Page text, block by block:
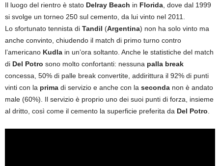
Il luogo del rientro è stato Delray Beach in Florida , dove dal 1999
si svolge un torneo 250 sul cemento, da lui vinto nel 2011.
Lo sfortunato tennista di Tandil (Argentina) non ha solo vinto ma
anche convinto, chiudendo il match di primo turno contro
l’americano Kudla in un’ora soltanto. Anche le statistiche del match
di Del Potro sono molto confortanti: nessuna palla break
concessa, 50% di palle break convertite, addirittura il 92% di punti
vinti con la prima di servizio e anche con la seconda non è andato
male (60%). Il servizio è proprio uno dei suoi punti di forza, insieme
al dritto, così come il cemento la superficie preferita da Del Potro